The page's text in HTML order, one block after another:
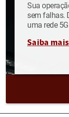
Sua
sem falhas.
uma rede
Saiba mais